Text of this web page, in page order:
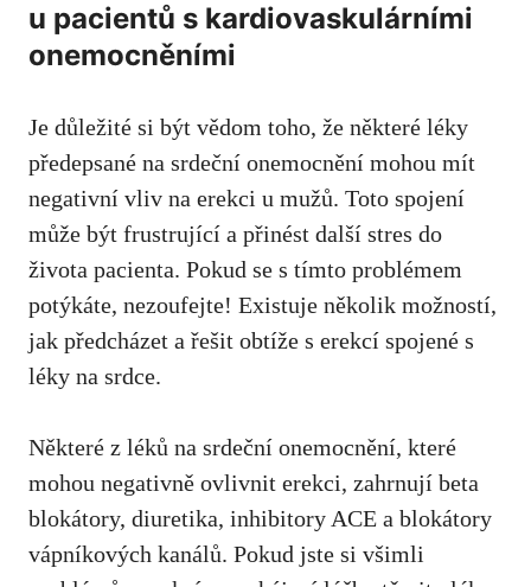
u pacientů s kardiovaskulárními
onemocněními
Je důležité si být vědom toho, že některé léky
předepsané na srdeční onemocnění mohou mít
negativní vliv na erekci u mužů. Toto spojení
může být frustrující a přinést další stres do
života pacienta. Pokud se s tímto problémem
potýkáte, nezoufejte! Existuje několik možností,
jak předcházet a řešit obtíže s erekcí spojené s
léky na srdce.
Některé z léků na srdeční onemocnění, které
mohou negativně ovlivnit erekci, zahrnují beta
blokátory, diuretika, inhibitory ACE a blokátory
vápníkových kanálů. Pokud jste si všimli